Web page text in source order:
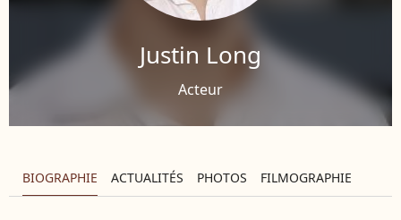
Justin Long
Acteur
BIOGRAPHIE ACTUALITÉS PHOTOS FILMOGRAPHIE